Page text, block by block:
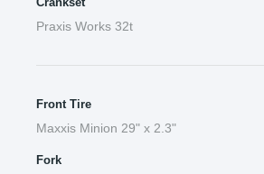
Praxis Works 32t
Front Tire
Maxxis Minion 29" x 2.3"
Fork